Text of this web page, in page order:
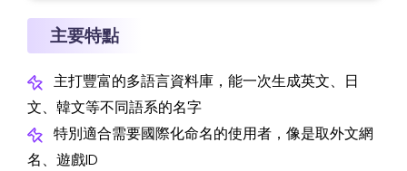
主要特點
主打豐富的多語言資料庫，能一次生成英文、日
文、韓文等不同語系的名字
特別適合需要國際化命名的使用者，像是取外文網
名、遊戲ID